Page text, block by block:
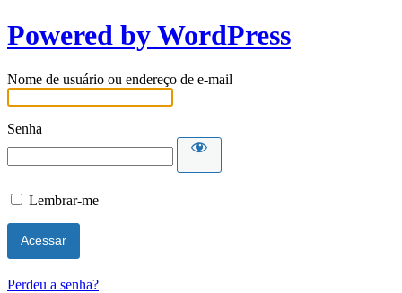
Powered by WordPress
Nome de usuário ou endereço de e-mail
Senha
Lembrar-me
Perdeu a senha?